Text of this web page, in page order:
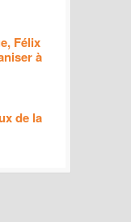
Félix
à
de la